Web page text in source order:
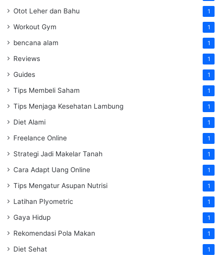
Otot Leher dan Bahu 1
Workout Gym 1
bencana alam 1
Reviews 1
Guides 1
Tips Membeli Saham 1
Tips Menjaga Kesehatan Lambung 1
Diet Alami 1
Freelance Online 1
Strategi Jadi Makelar Tanah 1
Cara Adapt Uang Online 1
Tips Mengatur Asupan Nutrisi 1
Latihan Plyometric 1
Gaya Hidup 1
Rekomendasi Pola Makan 1
Diet Sehat 1